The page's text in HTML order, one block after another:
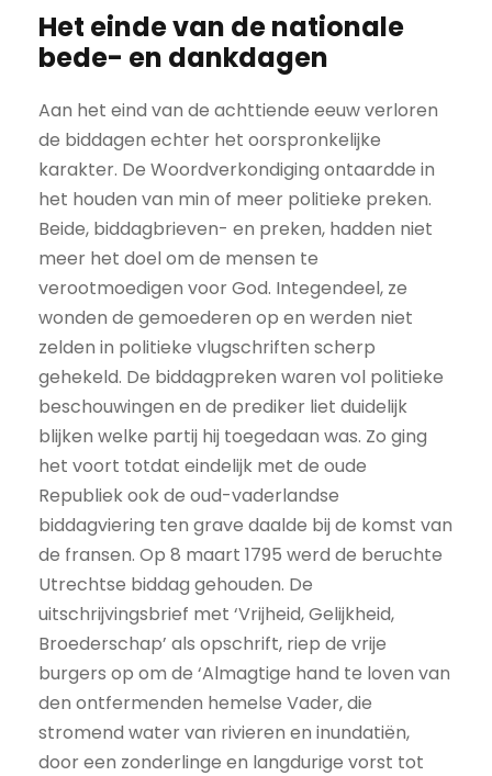
Het einde van de nationale
bede- en dankdagen
Aan het eind van de achttiende eeuw verloren
de biddagen echter het oorspronkelijke
karakter. De Woordverkondiging ontaardde in
het houden van min of meer politieke preken.
Beide, biddagbrieven- en preken, hadden niet
meer het doel om de mensen te
verootmoedigen voor God. Integendeel, ze
wonden de gemoederen op en werden niet
zelden in politieke vlugschriften scherp
gehekeld. De biddagpreken waren vol politieke
beschouwingen en de prediker liet duidelijk
blijken welke partij hij toegedaan was. Zo ging
het voort totdat eindelijk met de oude
Republiek ook de oud-vaderlandse
biddagviering ten grave daalde bij de komst van
de fransen. Op 8 maart 1795 werd de beruchte
Utrechtse biddag gehouden. De
uitschrijvingsbrief met ‘Vrijheid, Gelijkheid,
Broederschap’ als opschrift, riep de vrije
burgers op om de ‘Almagtige hand te loven van
den ontfermenden hemelse Vader, die
stromend water van rivieren en inundatiën,
door een zonderlinge en langdurige vorst tot